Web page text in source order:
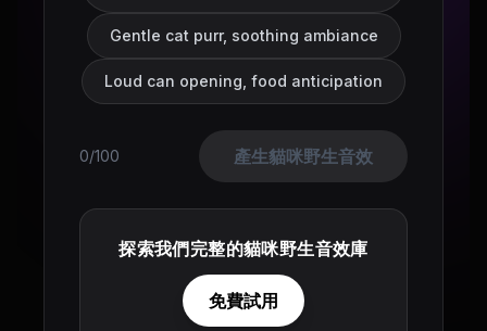
Gentle cat purr, soothing ambiance
Loud can opening, food anticipation
0/100 產生貓咪野生音效
探索我們完整的貓咪野生音效庫
免費試用